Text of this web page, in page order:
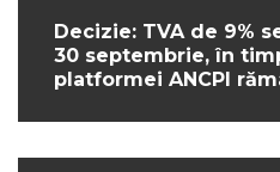
Decizie: TVA de 9%
30 septembrie, în
platformei ANCPI